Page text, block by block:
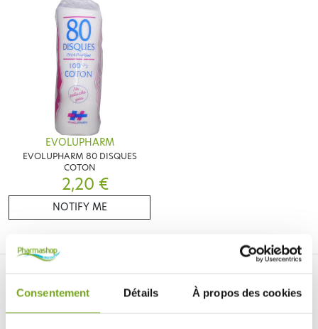
Consentement Détails À propos des cookies
EVOLUPHARM
EVOLUPHARM 80 DISQUES
COTON
2,20 €
NOTIFY ME